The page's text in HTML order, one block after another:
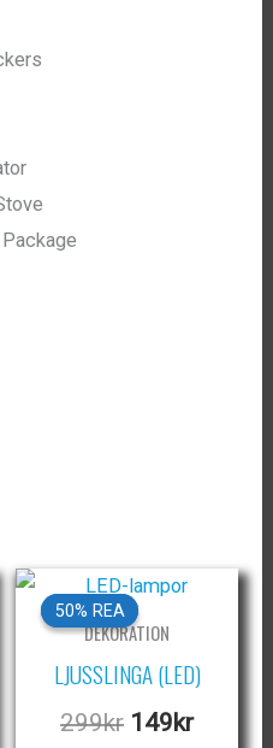
50% REA
50% REA
DEKORATION
LJUSSLINGA (LED)
299kr Det
149krDet